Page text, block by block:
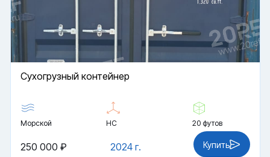
Cухогрузный контейнер
Морской HC 20 футов
2024 г.
250 000 ₽ Купить